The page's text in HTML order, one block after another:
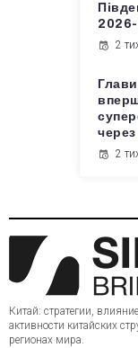
2
2
Китай: стратегии,
активности китайских
регионах мира.